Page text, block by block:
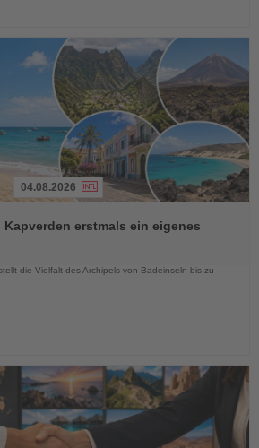
04.08.2026
Kapverden erstmals ein eigenes
die Vielfalt des Archipels von Badeinseln bis zu